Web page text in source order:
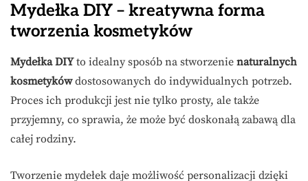
Mydełka DIY – kreatywna forma
tworzenia kosmetyków
Mydełka DIYto idealny sposób na stworzenie naturalnych
kosmetykówdostosowanych do indywidualnych potrzeb.
Proces ich produkcji jest nie tylko prosty, ale także
przyjemny, co sprawia, że może być doskonałą zabawą dla
całej rodziny.
Tworzenie mydełek daje możliwość personalizacji dzięki